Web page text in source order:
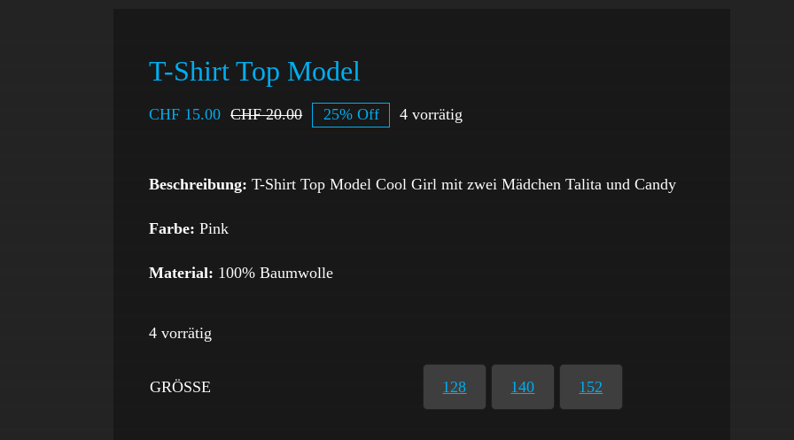
T-Shirt Top Model
CHF20.00
CHF15.00 25% Off 4 vorrätig
Beschreibung: T-Shirt Top Model Cool Girl mit zwei Mädchen Talita und Candy
Farbe: Pink
Material: 100% Baumwolle
4 vorrätig
GRÖSSE 128 140 152